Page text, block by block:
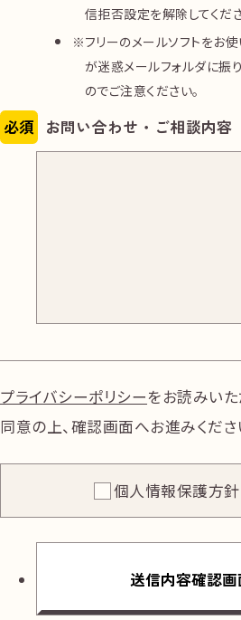
信拒否設定を解除してくださ
フリーのメールソフトをお
が迷惑メールフォルダに振
のでご注意ください。
必須 お問い合わせ・ご相談内容
プライバシーポリシーをお読みいた
同意の上、確認画面へお進みくださ
個人情報保護方
送信内容確認